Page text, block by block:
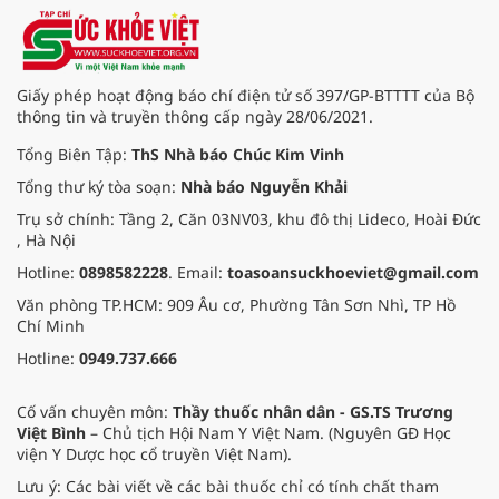
Giấy phép hoạt động báo chí điện tử số 397/GP-BTTTT của Bộ
thông tin và truyền thông cấp ngày 28/06/2021.
Tổng Biên Tập: ThS Nhà báo Chúc Kim Vinh
Tổng thư ký tòa soạn: Nhà báo Nguyễn Khải
Trụ sở chính: Tầng 2, Căn 03NV03, khu đô thị Lideco, Hoài Đức
, Hà Nội
Hotline: 0898582228. Email: toasoansuckhoeviet@gmail.com
Văn phòng TP.HCM: 909 Âu cơ, Phường Tân Sơn Nhì, TP Hồ
Chí Minh
Hotline: 0949.737.666
Cố vấn chuyên môn: Thầy thuốc nhân dân - GS.TS Trương
Việt Bình – Chủ tịch Hội Nam Y Việt Nam. (Nguyên GĐ Học
viện Y Dược học cổ truyền Việt Nam).
Lưu ý: Các bài viết về các bài thuốc chỉ có tính chất tham